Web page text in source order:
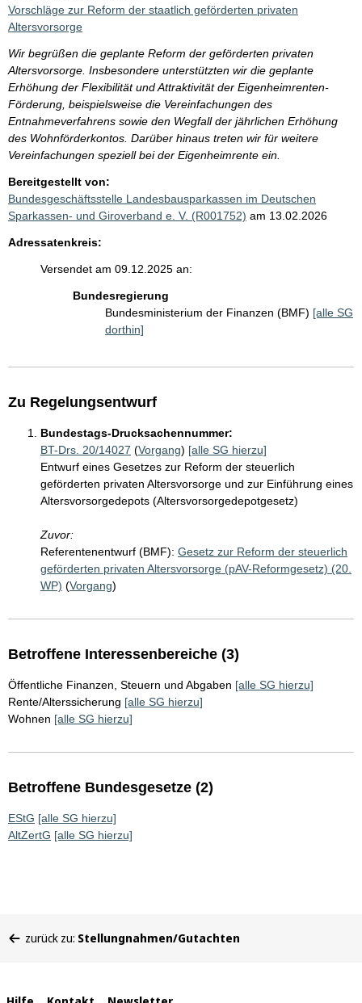
Vorschläge zur Reform der staatlich geförderten privaten
Altersvorsorge
Wir begrüßen die geplante Reform der geförderten privaten
Altersvorsorge. Insbesondere unterstützten wir die geplante
Erhöhung der Flexibilität und Attraktivität der Eigenheimrenten-
Förderung, beispielsweise die Vereinfachungen des
Entnahmeverfahrens sowie den Wegfall der jährlichen Erhöhung
des Wohnförderkontos. Darüber hinaus treten wir für weitere
Vereinfachungen speziell bei der Eigenheimrente ein.
Bereitgestellt von:
Bundesgeschäftsstelle Landesbausparkassen im Deutschen
Sparkassen- und Giroverband e. V. (R001752) am 13.02.2026
Adressatenkreis:
Versendet am 09.12.2025 an:
Bundesregierung
Bundesministerium der Finanzen (BMF) [alle SG
dorthin]
Zu Regelungsentwurf
Bundestags-Drucksachennummer:
BT-Drs. 20/14027 (Vorgang) [alle SG hierzu]
Entwurf eines Gesetzes zur Reform der steuerlich
geförderten privaten Altersvorsorge und zur Einführung eines
Altersvorsorgedepots (Altersvorsorgedepotgesetz)
Zuvor:
Referentenentwurf (BMF): Gesetz zur Reform der steuerlich
geförderten privaten Altersvorsorge (pAV-Reformgesetz) (20.
WP) (Vorgang)
Betroffene Interessenbereiche (3)
Öffentliche Finanzen, Steuern und Abgaben [alle SG hierzu]
Rente/Alterssicherung [alle SG hierzu]
Wohnen [alle SG hierzu]
Betroffene Bundesgesetze (2)
EStG [alle SG hierzu]
AltZertG [alle SG hierzu]
befinden
zurück zu: Stellungnahmen/Gutachten